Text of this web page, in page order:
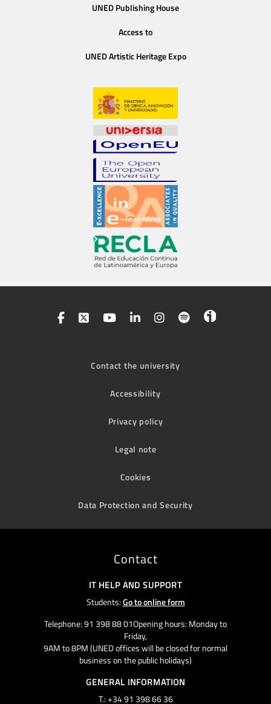
UNED Publishing House
Access to
UNED Artistic Heritage Expo
Contact the university
Accessibility
Privacy policy
Legal note
Cookies
Data Protection and Security
Contact
IT HELP AND SUPPORT
Students:Go to online form
Telephone: 91 398 88 01Opening hours: Monday to
Friday,
9AM to 8PM (UNED offices will be closed for normal
business on the public holidays)
GENERAL INFORMATION
T.: +34 91 398 66 36